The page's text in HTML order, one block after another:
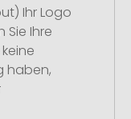
Ihr Logo
Ihre
haben,